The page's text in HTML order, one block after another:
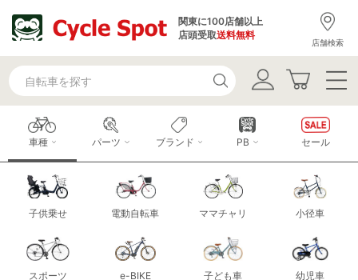
関東に100店舗以上
店頭受取送料無料
店舗検索
車種
子供乗せ 電動自転車 ママチャリ 小径車
スポーツ e-BIKE 子ども車 幼児車
パーツ ブランド PB セール